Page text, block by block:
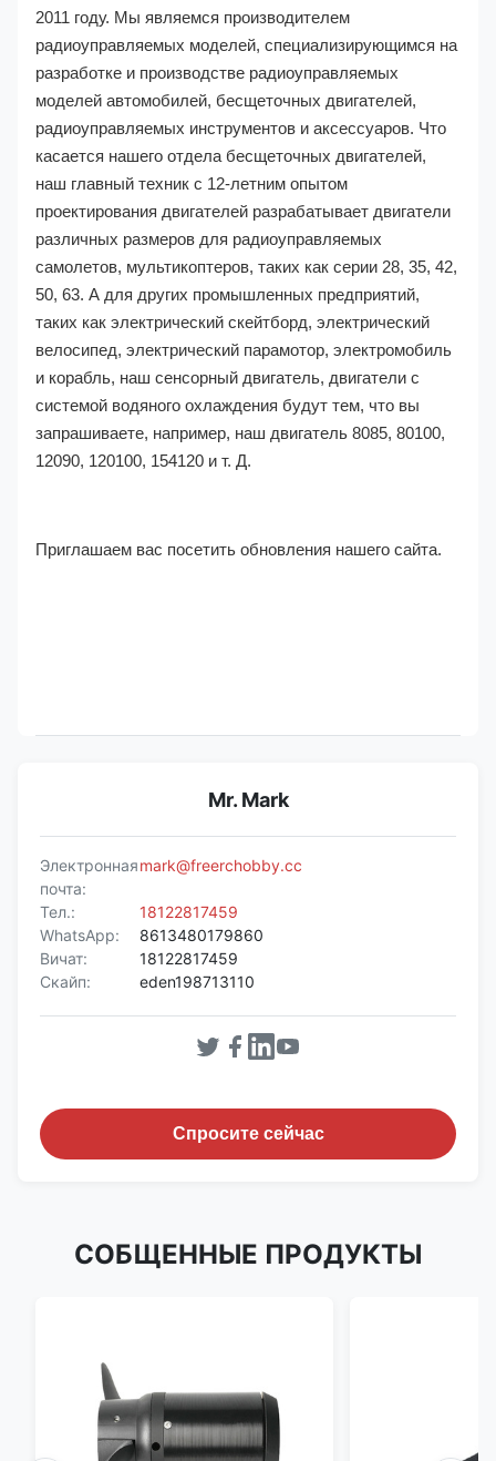
2011 году. Мы являемся производителем
радиоуправляемых моделей, специализирующимся на
разработке и производстве радиоуправляемых
моделей автомобилей, бесщеточных двигателей,
радиоуправляемых инструментов и аксессуаров. Что
касается нашего отдела бесщеточных двигателей,
наш главный техник с 12-летним опытом
проектирования двигателей разрабатывает двигатели
различных размеров для радиоуправляемых
самолетов, мультикоптеров, таких как серии 28, 35, 42,
50, 63. А для других промышленных предприятий,
таких как электрический скейтборд, электрический
велосипед, электрический парамотор, электромобиль
и корабль, наш сенсорный двигатель, двигатели с
системой водяного охлаждения будут тем, что вы
запрашиваете, например, наш двигатель 8085, 80100,
12090, 120100, 154120 и т. Д.
Приглашаем вас посетить обновления нашего сайта.
Mr. Mark
Электронная
почта:
mark@freerchobby.cc
Тел.:
18122817459
WhatsApp:
8613480179860
Вичат:
18122817459
Скайп:
eden198713110
Спросите сейчас
СОБЩЕННЫЕ ПРОДУКТЫ